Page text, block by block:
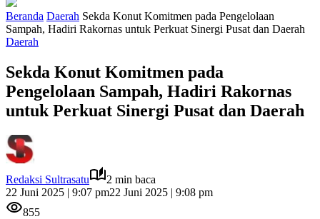
Beranda Daerah Sekda Konut Komitmen pada Pengelolaan
Sampah, Hadiri Rakornas untuk Perkuat Sinergi Pusat dan Daerah
Daerah
Sekda Konut Komitmen pada
Pengelolaan Sampah, Hadiri Rakornas
untuk Perkuat Sinergi Pusat dan Daerah
Redaksi Sultrasatu
2 min baca
22 Juni 2025 | 9:07 pm22 Juni 2025 | 9:08 pm
855